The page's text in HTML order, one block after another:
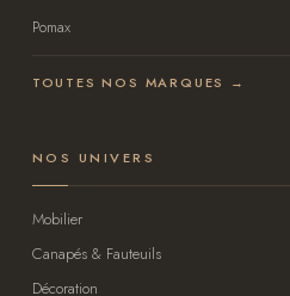
Pomax
TOUTES NOS MARQUES →
NOS UNIVERS
Mobilier
Canapés & Fauteuils
Décoration